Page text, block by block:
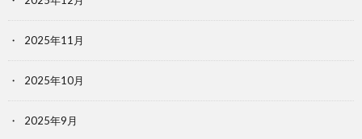
2025年11月
2025年10月
2025年9月